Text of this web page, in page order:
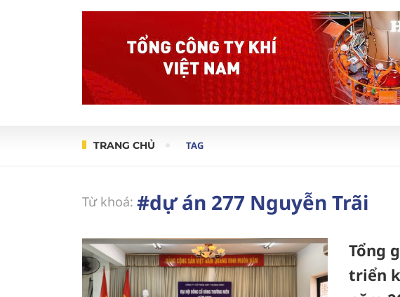
TRANG CHỦ TAG
Từ khoá: #dự án 277 Nguyễn Trãi
Tổng
triển